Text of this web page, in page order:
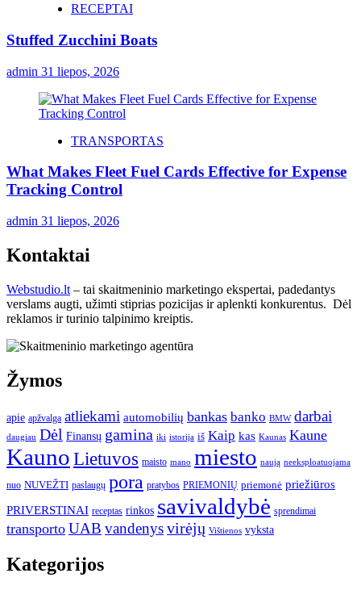
RECEPTAI
Stuffed Zucchini Boats
admin 31 liepos, 2026
TRANSPORTAS
What Makes Fleet Fuel Cards Effective for Expense
Tracking Control
admin 31 liepos, 2026
Kontaktai
Webstudio.lt – tai skaitmeninio marketingo ekspertai, padedantys
verslams augti, užimti stiprias pozicijas ir aplenkti konkurentus. Dėl
reklamos ir turinio talpinimo kreiptis.
Žymos
apie apžvalga atliekami automobilių bankas banko BMW darbai
daugiau Dėl Finansų gamina iki istorija iš Kaip kas Kaunas Kaune
KaunoLietuvos maisto mano miesto naują neeksploatuojama
nuo NUVEŽTI paslaugų pora pratybos PRIEMONIŲ priemonė priežiūros
PRIVERSTINAI receptas rinkos savivaldybė sprendimai
transporto UAB vandenysvirėjų Vištienos vyksta
Kategorijos